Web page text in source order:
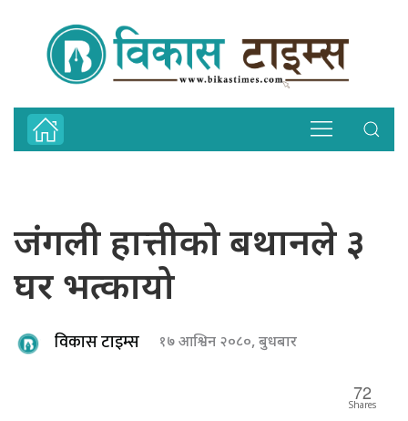
जंगली हात्तीको बथानले ३
घर भत्कायो
विकास टाइम्स १७ आश्विन २०८०, बुधबार
72
Shares